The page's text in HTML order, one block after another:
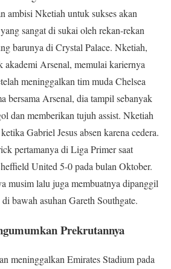
ambisi Nketiah untuk sukses akan
sangat di sukai oleh rekan-rekan
barunya di Crystal Palace. Nketiah,
akademi Arsenal, memulai kariernya
meninggalkan tim muda Chelsea
bersama Arsenal, dia tampil sebanyak
dan memberikan tujuh assist. Nketiah
Gabriel Jesus absen karena cedera.
pertamanya di Liga Primer saat
United 5-0 pada bulan Oktober.
musim lalu juga membuatnya dipanggil
bawah asuhan Gareth Southgate.
Prekrutannya
meninggalkan Emirates Stadium pada